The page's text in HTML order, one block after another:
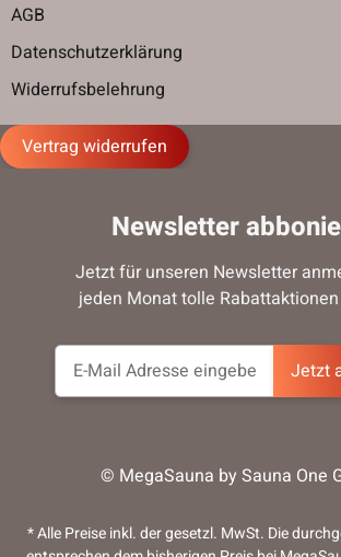
AGB
Datenschutzerklärung
Widerrufsbelehrung
Vertrag widerrufen
Newsletter
Jetzt
Jetzt für unseren Newsletter
jeden Monat tolle
© MegaSauna by Sauna One
* Alle Preise inkl. der gesetzl. MwSt. Die